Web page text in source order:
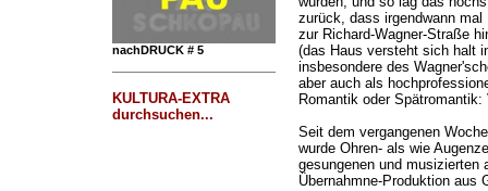
nachDRUCK # 5
KULTURA-EXTRA
durchsuchen...
zurück, dass irgendwann mal
zur Richard-Wagner-Straße
(das Haus versteht sich halt
insbesondere des
aber auch als
Romantik oder
Seit dem vergangenen
wurde Ohren- als wie
gesungenen und musizierten
Übernahmne-Produktion aus